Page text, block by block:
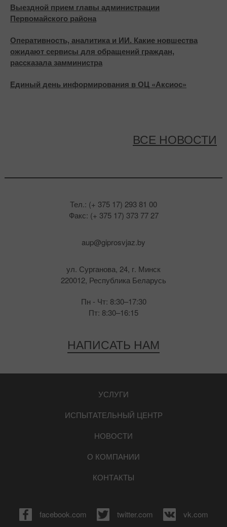
Выездной прием главы администрации
Первомайского района
Оперативность, аналитика и ИИ. Какие новшества
ожидают сервисы для обращений граждан,
рассказала замминистра
Единый день информирования в ОЦ «Аксиос»
ВСЕ НОВОСТИ
Тел.: (+ 375 17) 293 81 00
Факс: (+ 375 17) 373 77 27
aup@giprosvjaz.by
НАПИСАТЬ НАМ
ул. Сурганова, 24, г. Минск
220012, Республика Беларусь
Пн - Чт: 8:30–17:30
Пт: 8:30–16:15
УСЛУГИ
ИСПЫТАТЕЛЬНЫЙ ЦЕНТР
НОВОСТИ
О КОМПАНИИ
КОНТАКТЫ
facebook.com twitter.com vk.com